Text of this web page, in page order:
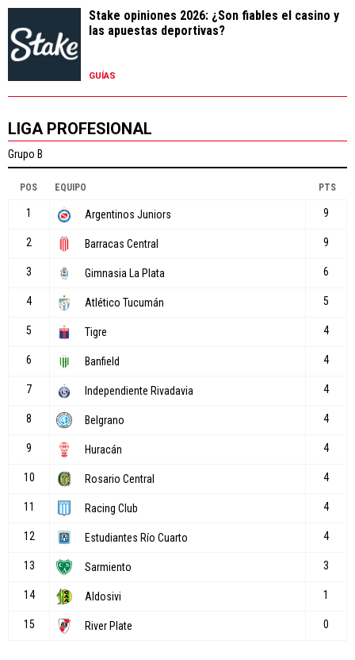
Stake opiniones 2026: ¿Son fiables el casino y
las apuestas deportivas?
GUÍAS
LIGA PROFESIONAL